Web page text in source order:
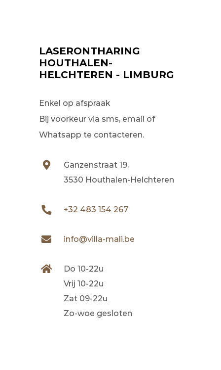
LASERONTHARING
HOUTHALEN-
HELCHTEREN - LIMBURG
Enkel op afspraak
Bij voorkeur via sms, email of
Whatsapp te contacteren.
Ganzenstraat 19,
3530 Houthalen-Helchteren
+32 483 154 267
info@villa-mali.be
Do 10-22u
Vrij 10-22u
Zat 09-22u
Zo-woe gesloten